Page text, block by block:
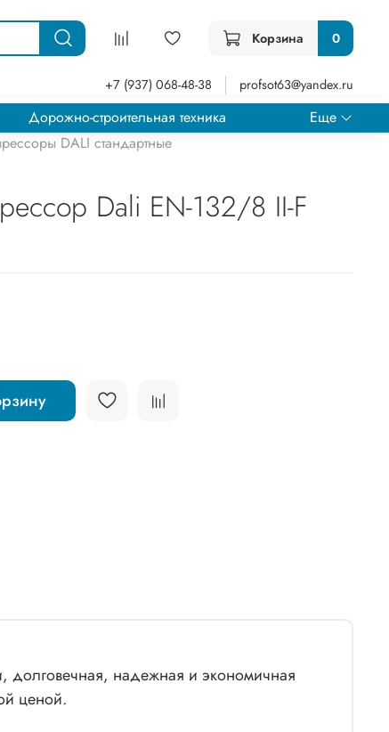
Корзина 0
+7 (937) 068-48-38 profsot63@yandex.ru
Дорожно-строительная техника
Еще
DALI стандартные
Dali EN-132/8 II-F
долговечная, надежная и экономичная
ценой.